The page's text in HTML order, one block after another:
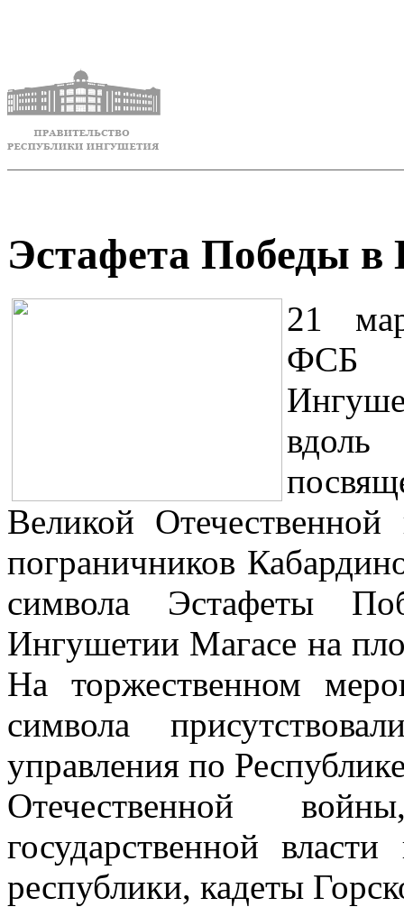
Эстафета Победы
21
ФСБ
Великой
пограничников
символа Эстафеты
Ингушетии Магасе на
На торжественном
символа
управления по
Отечественной
государственной
республики, кадеты